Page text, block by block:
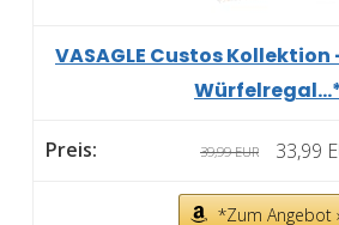
VASAGLE Custos
39,99 EUR 33,99
*Zum Angebot